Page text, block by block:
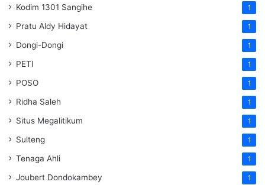
Kodim 1301 Sangihe 1
Pratu Aldy Hidayat 1
Dongi-Dongi 1
PETI 1
POSO 1
Ridha Saleh 1
Situs Megalitikum 1
Sulteng 1
Tenaga Ahli 1
Joubert Dondokambey 1